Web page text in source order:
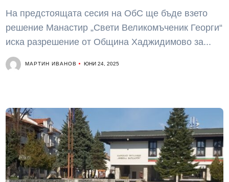
На предстоящата сесия на ОбС ще бъде взето
решение Манастир „Свети Великомъченик Георги“
иска разрешение от Община Хаджидимово за...
МАРТИН ИВАНОВ ЮНИ 24, 2025